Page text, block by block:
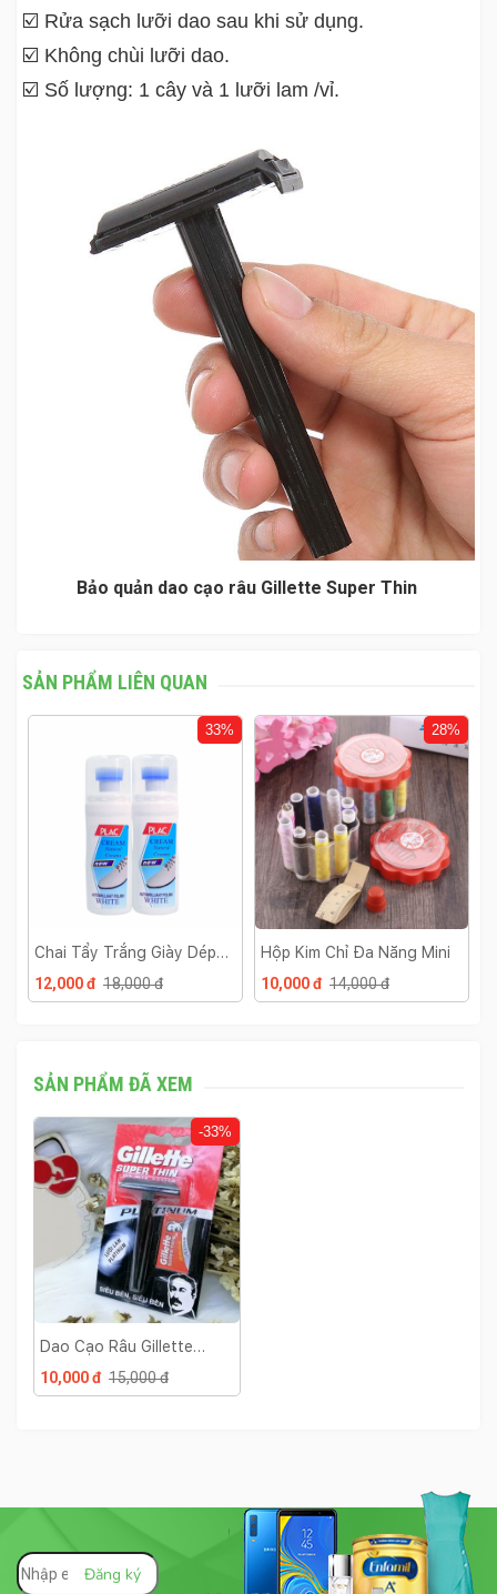
☑️ Rửa sạch lưỡi dao sau khi sử dụng.
☑️ Không chùi lưỡi dao.
☑️ Số lượng: 1 cây và 1 lưỡi lam /vỉ.
Bảo quản dao cạo râu Gillette Super Thin
SẢN PHẨM LIÊN QUAN
33%
Chai Tẩy Trắng Giày Dép
Kèm Đầu Cọ
12,000 đ 18,000 đ
28%
Hộp Kim Chỉ Đa Năng Mini
10,000 đ 14,000 đ
SẢN PHẨM ĐÃ XEM
-33%
Dao Cạo Râu Gillette
Super Thin
10,000 đ 15,000 đ